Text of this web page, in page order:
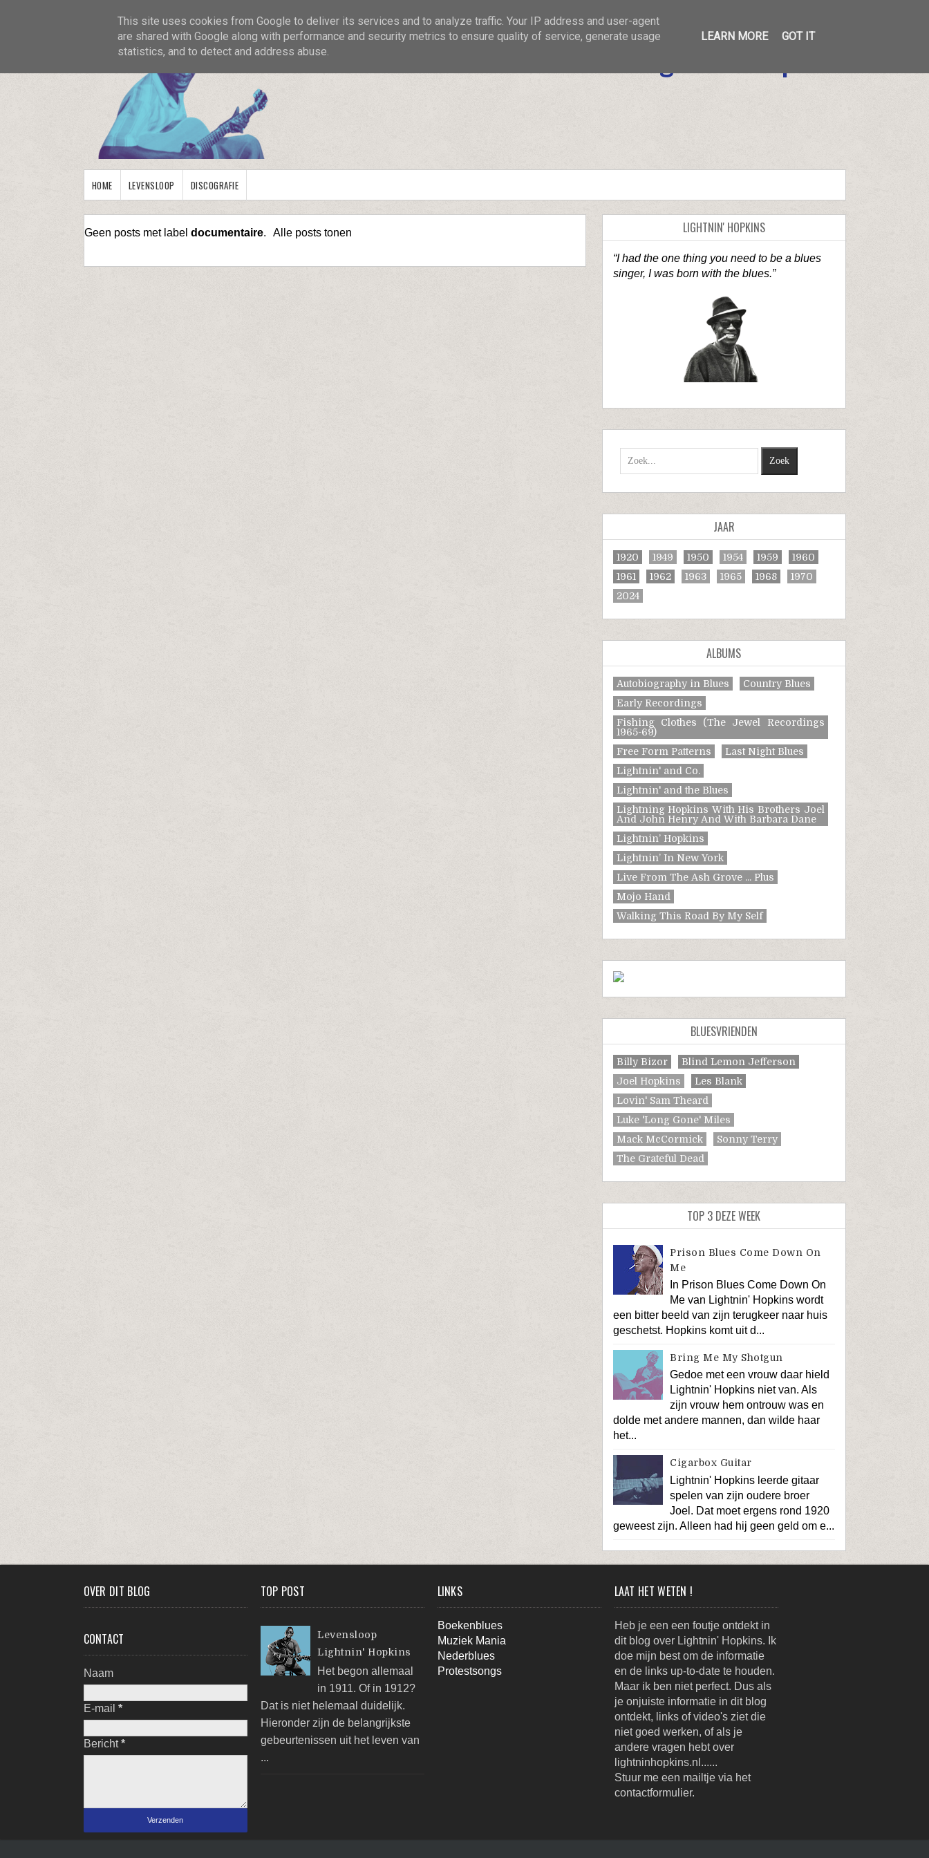
Texas Blues Man
Lightnin' Hopkins
HOME LEVENSLOOP DISCOGRAFIE
Geen posts met label documentaire. Alle posts tonen LIGHTNIN' HOPKINS
“I had the one thing you need to be a blues
singer, I was born with the blues.”
JAAR
1920 1949 1950 1954 1959
1960
1961
1962 1963 1965 1968
1970
2024
ALBUMS
Autobiography in Blues
Country Blues
Early Recordings
Fishing Clothes (The Jewel Recordings
1965-69)
Free Form Patterns
Last Night Blues
Lightnin' and Co.
Lightnin' and the Blues
Lightning Hopkins With His Brothers Joel
And John Henry And With Barbara Dane
Lightnin’ Hopkins
Lightnin’ In New York
Live From The Ash Grove ... Plus
Mojo Hand
Walking This Road By My Self
BLUESVRIENDEN
Billy Bizor
Blind Lemon Jefferson
Joel Hopkins
Les Blank
Lovin' Sam Theard
Luke 'Long Gone' Miles
Mack McCormick
Sonny Terry
The Grateful Dead
TOP 3 DEZE WEEK
Prison Blues Come Down On
Me
In Prison Blues Come Down On
Me van Lightnin' Hopkins wordt
een bitter beeld van zijn terugkeer naar huis
geschetst. Hopkins komt uit d...
Bring Me My Shotgun
Gedoe met een vrouw daar hield
Lightnin' Hopkins niet van. Als
zijn vrouw hem ontrouw was en
dolde met andere mannen, dan wilde haar
het...
Cigarbox Guitar
Lightnin' Hopkins leerde gitaar
spelen van zijn oudere broer
Joel. Dat moet ergens rond 1920
geweest zijn. Alleen had hij geen geld om e...
OVER DIT BLOG
CONTACT
Naam
E-mail *
Bericht*
TOP POST
Levensloop
Lightnin' Hopkins
Het begon allemaal
in 1911. Of in 1912?
Dat is niet helemaal duidelijk.
Hieronder zijn de belangrijkste
gebeurtenissen uit het leven van
...
LINKS
Boekenblues
Muziek Mania
Nederblues
Protestsongs
LAAT HET WETEN !
Heb je een een foutje ontdekt in
dit blog over Lightnin' Hopkins. Ik
doe mijn best om de informatie
en de links up-to-date te houden.
Maar ik ben niet perfect. Dus als
je onjuiste informatie in dit blog
ontdekt, links of video's ziet die
niet goed werken, of als je
andere vragen hebt over
lightninhopkins.nl......
Stuur me een mailtje via het
contactformulier.
This site uses cookies from Google to deliver its services and to analyze traffic. Your IP address and user-agent
are shared with Google along with performance and security metrics to ensure quality of service, generate usage
statistics, and to detect and address abuse.
LEARN MORE GOT IT